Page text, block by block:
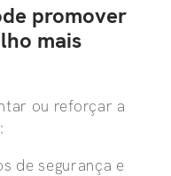
promover
mais
ou reforçar a
de segurança e